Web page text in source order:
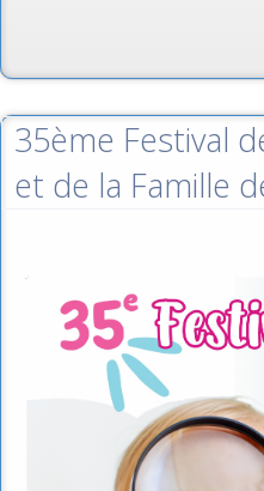
35ème Festival
et de la Famille